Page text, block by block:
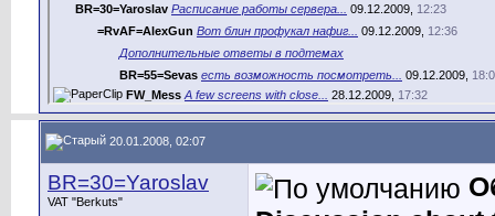
BR=30=Yaroslav Расписание работы сервера... 09.12.2009, 12:23
=RvAF=AlexGun Вот блин профукал нафиг... 09.12.2009, 12:36
Дополнительные ответы в подтемах
BR=55=Sevas есть возможность посмотреть... 09.12.2009,
FW_Mess A few screens with close... 28.12.2009, 17:32
D3MON Кирилл, тебе что то все время...10.02.2010,14:05
FW_Mess При входе на сервер всегда...10.02.2010,15:33
mushu Phantom Server Hardware...
BR=55=Sevas
Its not secret -...
mushu Thanks Sevas! :D06.03.2010,15:21
FW_Mess Предлагаю выкладывать здесь...23.12.2009,18:37
BR=20=Timoha BR=56=Lordfran... 24.01.2010, 14:45
20.01.2008, 02:07
BR=30=Yaroslav
VAT "Berkuts"